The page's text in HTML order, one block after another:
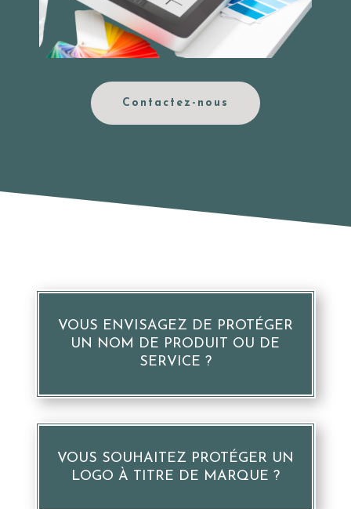
Contactez-nous
VOUS ENVISAGEZ DE PROTÉGER
UN NOM DE PRODUIT OU DE
SERVICE ?
VOUS SOUHAITEZ PROTÉGER UN
LOGO À TITRE DE MARQUE ?